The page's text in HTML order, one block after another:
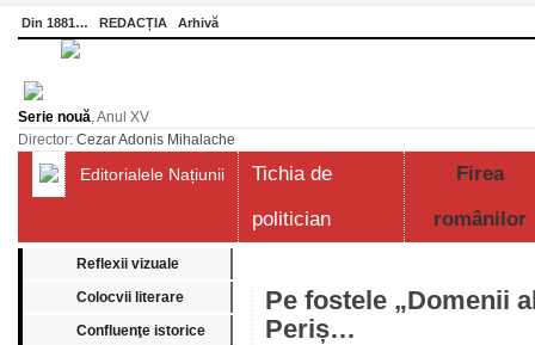
Din 1881… REDACȚIA Arhivă
Serie nouă, Anul XV
Director: Cezar Adonis Mihalache
Editorialele Națiunii
Tichia de
politician
Firea
românilor
Reflexii vizuale
Colocvii literare
Confluenţe istorice
Pe fostele „Domenii
Periș…